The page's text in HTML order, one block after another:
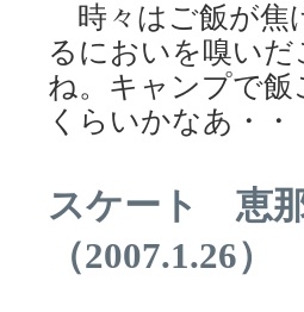
時々はご飯が焦
るにおいを嗅い
ね。キャンプで
くらいかなあ・・
スケート 恵
（2007.1.26）